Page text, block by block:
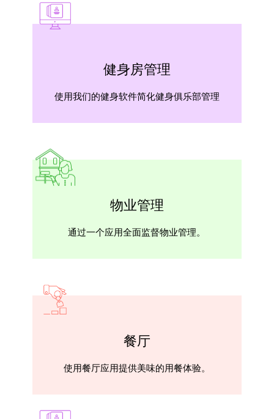
健身房管理
使用我们的健身软件简化健身俱乐部管理
物业管理
通过一个应用全面监督物业管理。
餐厅
使用餐厅应用提供美味的用餐体验。